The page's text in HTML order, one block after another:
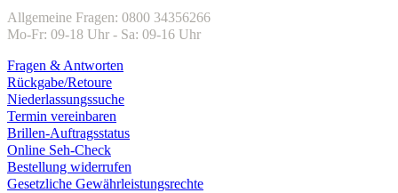
Allgemeine Fragen: 0800 34356266
Mo-Fr: 09-18 Uhr - Sa: 09-16 Uhr
Fragen & Antworten
Rückgabe/Retoure
Niederlassungssuche
Termin vereinbaren
Brillen-Auftragsstatus
Online Seh-Check
Bestellung widerrufen
Gesetzliche Gewährleistungsrechte